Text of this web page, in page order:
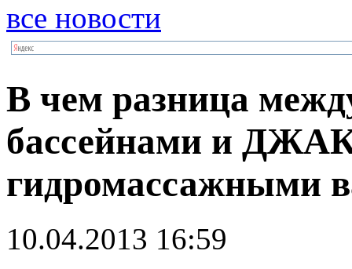
все новости
В чем разница
бассейнами и
гидромассажными
10.04.2013 16:59